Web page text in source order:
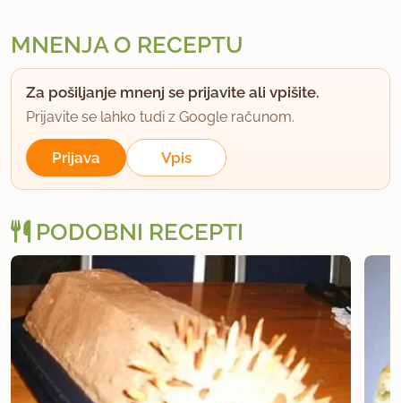
MNENJA O RECEPTU
Za pošiljanje mnenj se prijavite ali vpišite.
Prijavite se lahko tudi z Google računom.
Prijava Vpis
PODOBNI RECEPTI